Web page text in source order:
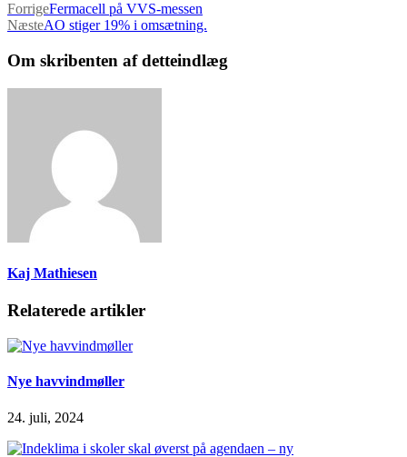
ForrigeFermacell på VVS-messen
NæsteAO stiger 19% i omsætning.
Om skribenten af detteindlæg
Kaj Mathiesen
Relaterede artikler
Nye havvindmøller
24. juli, 2024